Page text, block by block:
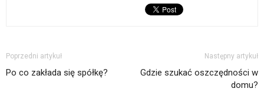
Poprzedni artykuł
Po co zakłada się spółkę?
Następny artykuł
Gdzie szukać oszczędności w
domu?